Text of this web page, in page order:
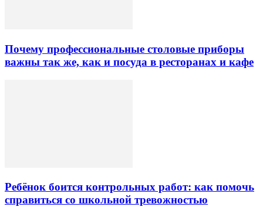
Почему профессиональные столовые приборы
важны так же, как и посуда в ресторанах и кафе
Ребёнок боится контрольных работ: как помочь
справиться со школьной тревожностью